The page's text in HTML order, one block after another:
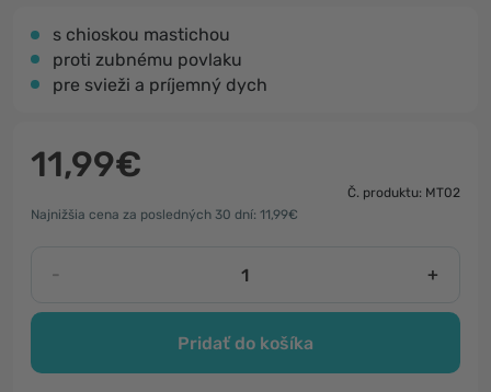
s chioskou mastichou
proti zubnému povlaku
pre svieži a príjemný dych
11,99€
Č. produktu: MT02
Najnižšia cena za posledných 30 dní: 11,99€
- +
Pridať do košíka